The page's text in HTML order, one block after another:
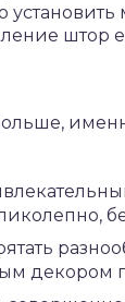
штор
декором